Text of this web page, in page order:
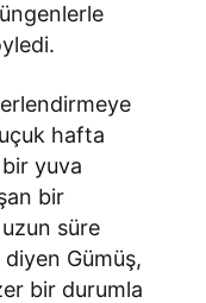
hafta
bir yuva
bir
süre
Gümüş,
bir durumla